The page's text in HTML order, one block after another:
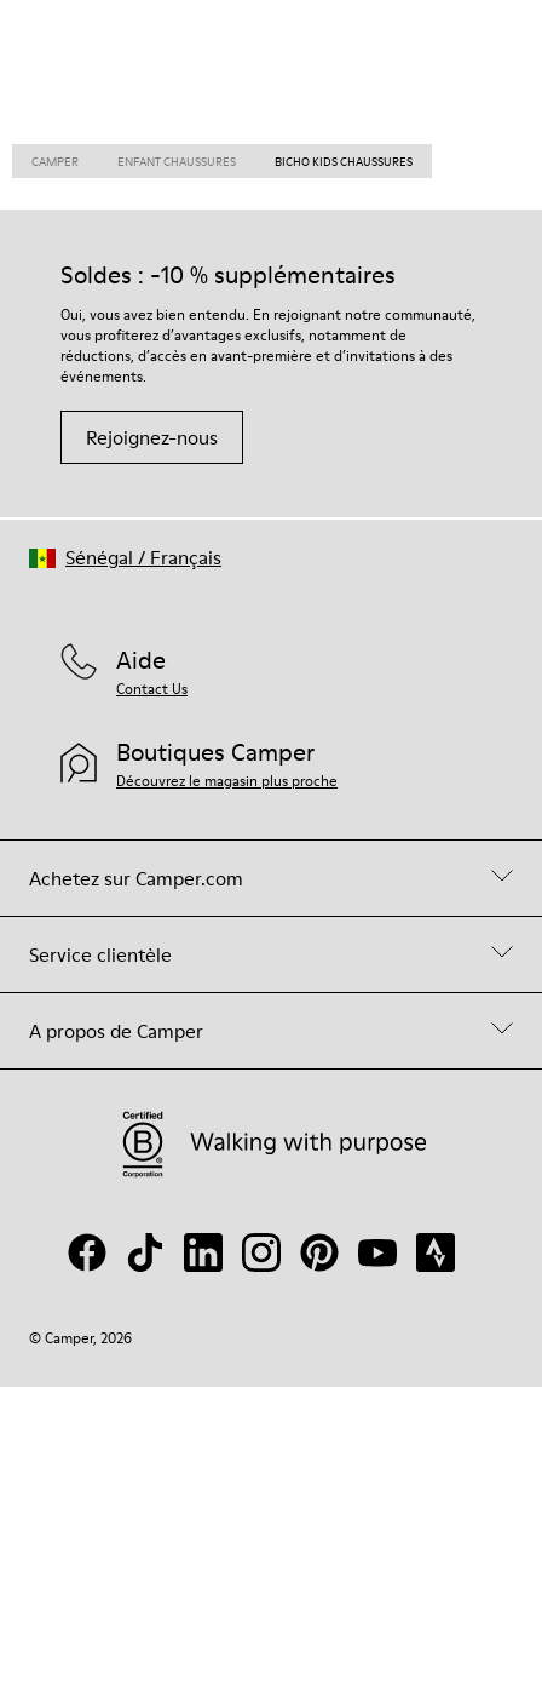
CAMPER ENFANT CHAUSSURES BICHO KIDS CHAUSSURES
Soldes : -10 % supplémentaires
Oui, vous avez bien entendu. En rejoignant notre communauté,
vous profiterez d’avantages exclusifs, notamment de
réductions, d’accès en avant-première et d’invitations à des
événements.
Rejoignez-nous
Achetez sur Camper.com
Service clientèle
A propos de Camper
Aide
Contact Us
Boutiques Camper
Découvrez le magasin plus proche
© Camper, 2026
Sénégal / Français